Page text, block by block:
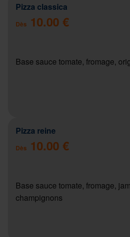
Pizza classica
Dès 10.00 €
Base sauce tomate, fromage,
Pizza reine
Dès 10.00 €
Base sauce tomate, fromage,
champignons